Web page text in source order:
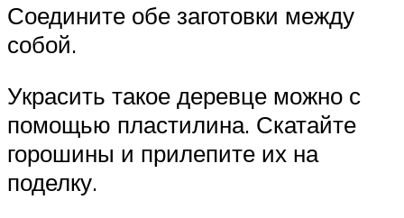
Соедините обе заготовки между
собой.
Украсить такое деревце можно с
помощью пластилина. Скатайте
горошины и прилепите их на
поделку.